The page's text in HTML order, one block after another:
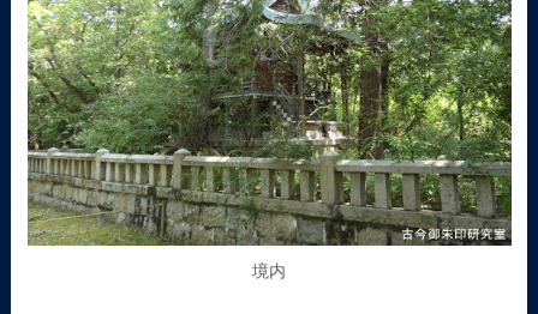
境内